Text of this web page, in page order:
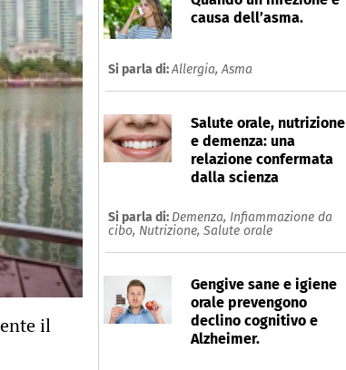
il
causa dell’asma.
Si parla di:Allergia,Asma
Salute orale, nutrizione
e demenza: una
relazione confermata
dalla scienza
Si parla di: Demenza, Infiammazione da
cibo, Nutrizione, Salute orale
Gengive sane e igiene
orale prevengono
declino cognitivo e
Alzheimer.